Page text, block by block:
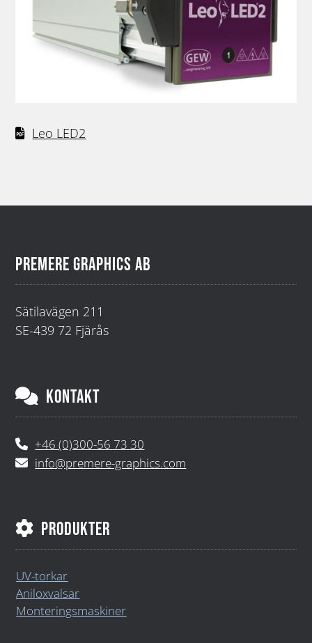
Leo LED2
PREMERE GRAPHICS AB
Sätilavägen 211
SE-439 72 Fjärås
KONTAKT
+46 (0)300-56 73 30
info@premere-graphics.com
PRODUKTER
UV-torkar
Aniloxvalsar
Monteringsmaskiner